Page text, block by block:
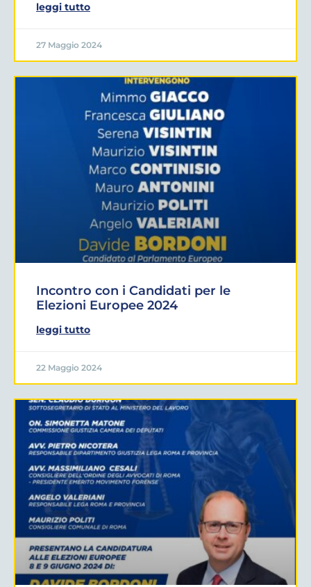
leggi tutto
27 Maggio 2024
Incontro con i Candidati per le
Elezioni Europee 2024
leggi tutto
22 Maggio 2024